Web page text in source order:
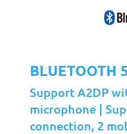
BLUETOOTH
Support A2DP
microphone |
connection, 2